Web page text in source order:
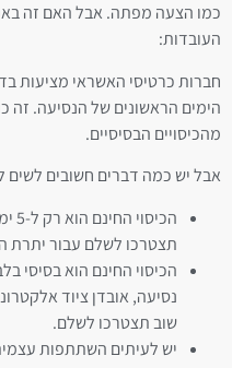
כמו הצעה מפתה. אבל האם זה
העובדות:
הימים הראשונים של הנסיעה. זה
מהכיסויים הבסיסיים.
אבל יש כמה דברים חשובים לשים
תצטרכו לשלם עבור יתרת
הכיסוי החינם הוא בסיסי
נסיעה, אובדן ציוד
שוב תצטרכו לשלם.